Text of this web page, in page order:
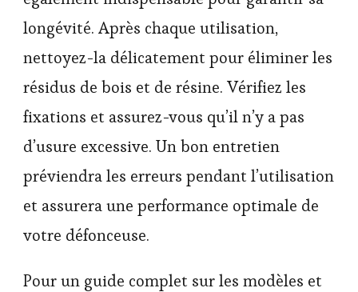
longévité. Après chaque utilisation,
nettoyez-la délicatement pour éliminer les
résidus de bois et de résine. Vérifiez les
fixations et assurez-vous qu’il n’y a pas
d’usure excessive. Un bon entretien
préviendra les erreurs pendant l’utilisation
et assurera une performance optimale de
votre défonceuse.
Pour un guide complet sur les modèles et